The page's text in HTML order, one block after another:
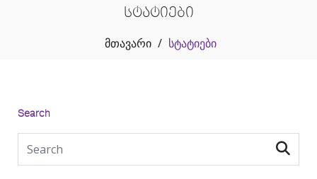
სტატიები
მთავარი / სტატიები
Search